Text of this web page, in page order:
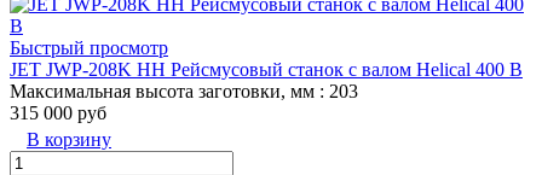
Быстрый просмотр
JET JWP-208K HH Рейсмусовый станок с валом Helical 400 В
Максимальная высота заготовки, мм : 203
315 000 руб
В корзину